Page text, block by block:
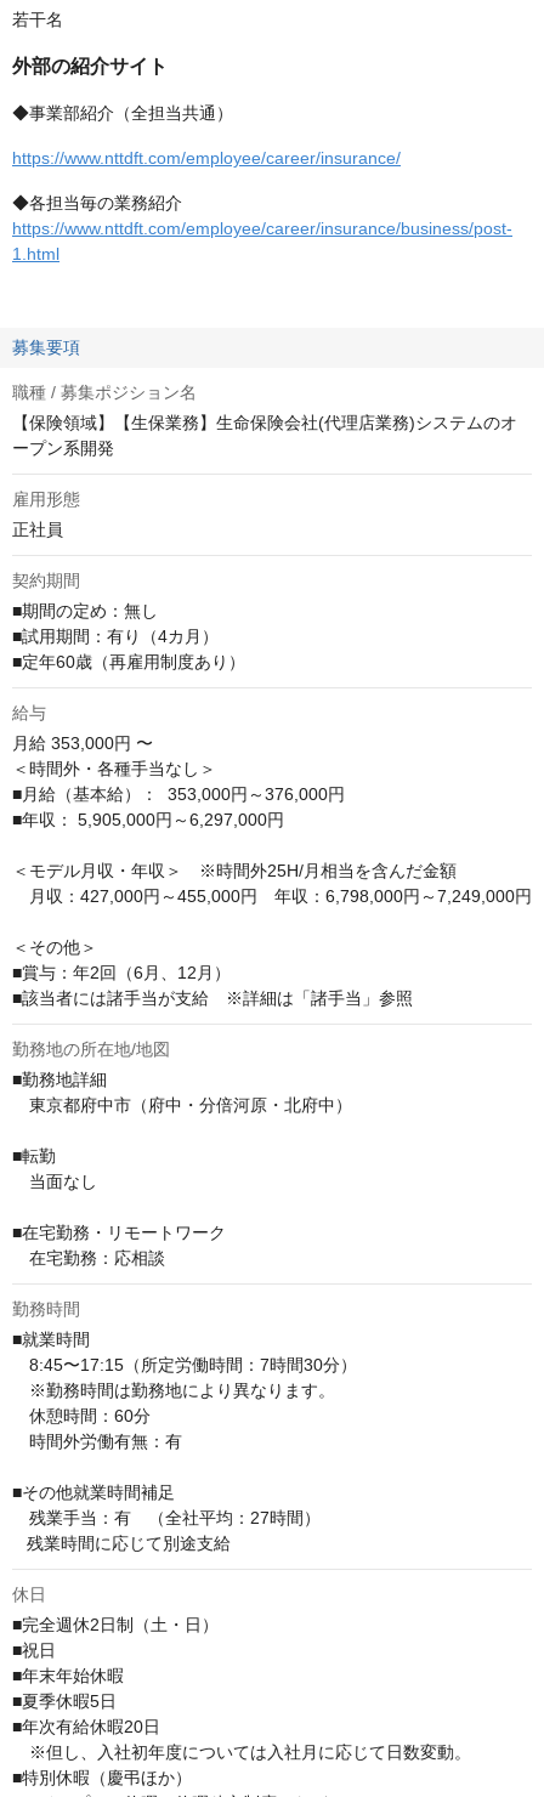
若干名
外部の紹介サイト
◆事業部紹介（全担当共通）
https://www.nttdft.com/employee/career/insurance/
◆各担当毎の業務紹介
https://www.nttdft.com/employee/career/insurance/business/post-
1.html
募集要項
職種 / 募集ポジション名
【保険領域】【生保業務】生命保険会社(代理店業務)システムのオ
ープン系開発
雇用形態
正社員
契約期間
■期間の定め：無し
■試用期間：有り（4カ月）
■定年60歳（再雇用制度あり）
給与
月給 353,000円 〜
＜時間外・各種手当なし＞
■月給（基本給）：  353,000円～376,000円
■年収： 5,905,000円～6,297,000円
＜モデル月収・年収＞　※時間外25H/月相当を含んだ金額
月収：427,000円～455,000円　年収：6,798,000円～7,249,000円
＜その他＞
■賞与：年2回（6月、12月）
■該当者には諸手当が支給　※詳細は「諸手当」参照
勤務地の所在地/地図
■勤務地詳細
東京都府中市（府中・分倍河原・北府中）
■転勤
当面なし
■在宅勤務・リモートワーク
在宅勤務：応相談
勤務時間
■就業時間
8:45〜17:15（所定労働時間：7時間30分）
※勤務時間は勤務地により異なります。
休憩時間：60分
時間外労働有無：有
■その他就業時間補足
残業手当：有　（全社平均：27時間）
   残業時間に応じて別途支給
休日
■完全週休2日制（土・日）
■祝日
■年末年始休暇
■夏季休暇5日
■年次有給休暇20日
※但し、入社初年度については入社月に応じて日数変動。
■特別休暇（慶弔ほか）